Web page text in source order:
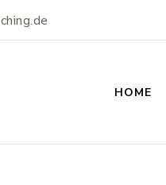
HOME